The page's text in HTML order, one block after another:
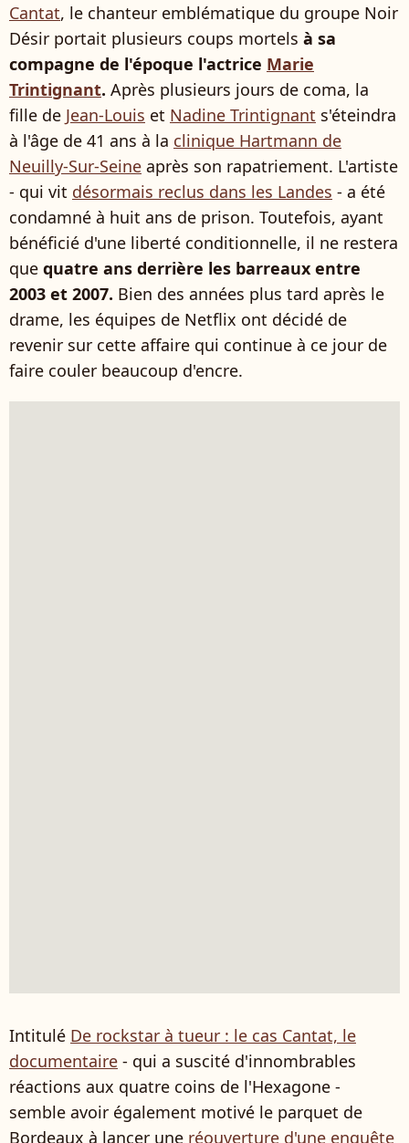
Cantat, le chanteur emblématique du groupe Noir
Désir portait plusieurs coups mortels à sa
compagne de l'époque l'actrice Marie
Trintignant. Après plusieurs jours de coma, la
fille de Jean-Louis et Nadine Trintignant s'éteindra
à l'âge de 41 ans à la clinique Hartmann de
Neuilly-Sur-Seine après son rapatriement. L'artiste
- qui vit désormais reclus dans les Landes - a été
condamné à huit ans de prison. Toutefois, ayant
bénéficié d'une liberté conditionnelle, il ne restera
que quatre ans derrière les barreaux entre
2003 et 2007. Bien des années plus tard après le
drame, les équipes de Netflix ont décidé de
revenir sur cette affaire qui continue à ce jour de
faire couler beaucoup d'encre.
Intitulé De rockstar à tueur : le cas Cantat, le
documentaire - qui a suscité d'innombrables
réactions aux quatre coins de l'Hexagone -
semble avoir également motivé le parquet de
Bordeaux à lancer une réouverture d'une enquête